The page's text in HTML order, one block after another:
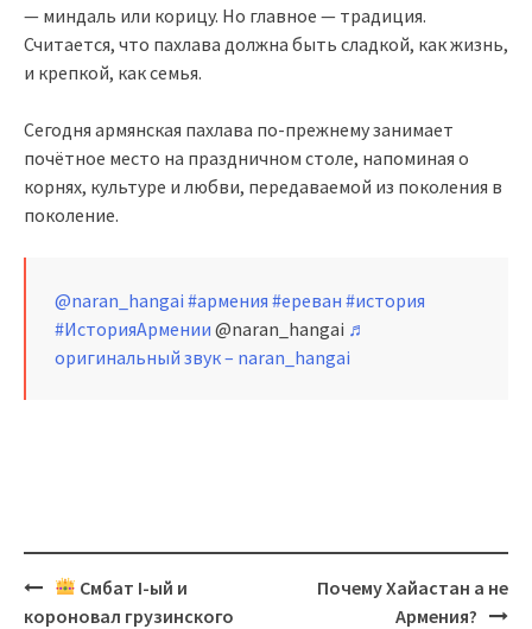
— миндаль или корицу. Но главное — традиция.
Считается, что пахлава должна быть сладкой, как жизнь,
и крепкой, как семья.
Сегодня армянская пахлава по-прежнему занимает
почётное место на праздничном столе, напоминая о
корнях, культуре и любви, передаваемой из поколения в
поколение.
@naran_hangai #армения #ереван #история
#ИсторияАрмении @naran_hangai ♬
оригинальный звук – naran_hangai
Post
navigation
Смбат I-ый и
короновал грузинского
Почему Хайастан а не
Армения?